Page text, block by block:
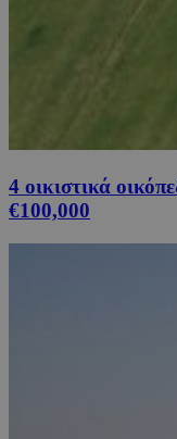
4 οικιστικά
€100,000